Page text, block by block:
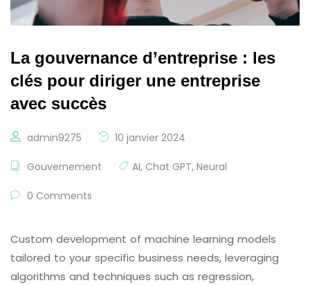
La gouvernance d’entreprise : les
clés pour diriger une entreprise
avec succès
admin9275 10 janvier 2024
Gouvernement AI, Chat GPT, Neural
0 Comments
Custom development of machine learning models
tailored to your specific business needs, leveraging
algorithms and techniques such as regression,